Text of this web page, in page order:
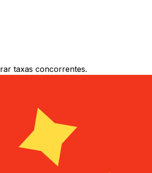
taxas concorrentes.